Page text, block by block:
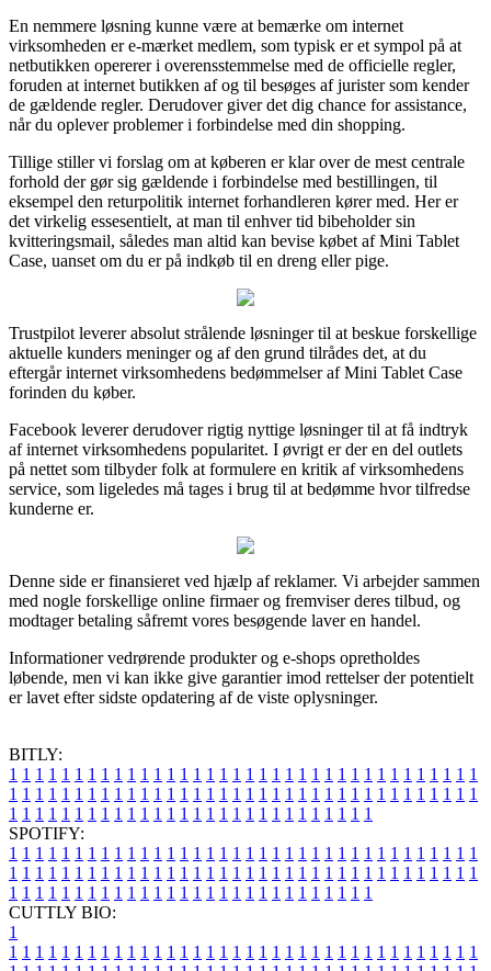
En nemmere løsning kunne være at bemærke om internet
virksomheden er e-mærket medlem, som typisk er et sympol på at
netbutikken opererer i overensstemmelse med de officielle regler,
foruden at internet butikken af og til besøges af jurister som kender
de gældende regler. Derudover giver det dig chance for assistance,
når du oplever problemer i forbindelse med din shopping.
Tillige stiller vi forslag om at køberen er klar over de mest centrale
forhold der gør sig gældende i forbindelse med bestillingen, til
eksempel den returpolitik internet forhandleren kører med. Her er
det virkelig essesentielt, at man til enhver tid bibeholder sin
kvitteringsmail, således man altid kan bevise købet af Mini Tablet
Case, uanset om du er på indkøb til en dreng eller pige.
Trustpilot leverer absolut strålende løsninger til at beskue forskellige
aktuelle kunders meninger og af den grund tilrådes det, at du
eftergår internet virksomhedens bedømmelser af Mini Tablet Case
forinden du køber.
Facebook leverer derudover rigtig nyttige løsninger til at få indtryk
af internet virksomhedens popularitet. I øvrigt er der en del outlets
på nettet som tilbyder folk at formulere en kritik af virksomhedens
service, som ligeledes må tages i brug til at bedømme hvor tilfredse
kunderne er.
Denne side er finansieret ved hjælp af reklamer. Vi arbejder sammen
med nogle forskellige online firmaer og fremviser deres tilbud, og
modtager betaling såfremt vores besøgende laver en handel.
Informationer vedrørende produkter og e-shops opretholdes
løbende, men vi kan ikke give garantier imod rettelser der potentielt
er lavet efter sidste opdatering af de viste oplysninger.
BITLY:
1 1 1 1 1 1 1 1 1 1 1 1 1 1 1 1 1 1 1 1 1 1 1 1 1 1 1 1 1 1 1 1 1 1 1 1
1 1 1 1 1 1 1 1 1 1 1 1 1 1 1 1 1 1 1 1 1 1 1 1 1 1 1 1 1 1 1 1 1 1 1 1
1 1 1 1 1 1 1 1 1 1 1 1 1 1 1 1 1 1 1 1 1 1 1 1 1 1 1 1
SPOTIFY:
1 1 1 1 1 1 1 1 1 1 1 1 1 1 1 1 1 1 1 1 1 1 1 1 1 1 1 1 1 1 1 1 1 1 1 1
1 1 1 1 1 1 1 1 1 1 1 1 1 1 1 1 1 1 1 1 1 1 1 1 1 1 1 1 1 1 1 1 1 1 1 1
1 1 1 1 1 1 1 1 1 1 1 1 1 1 1 1 1 1 1 1 1 1 1 1 1 1 1 1
CUTTLY BIO:
1
1 1 1 1 1 1 1 1 1 1 1 1 1 1 1 1 1 1 1 1 1 1 1 1 1 1 1 1 1 1 1 1 1 1 1 1